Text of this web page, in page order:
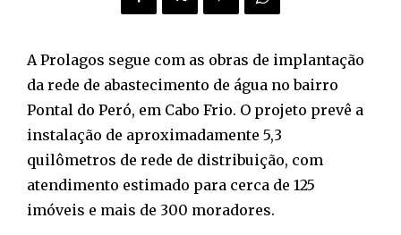
A Prolagos segue com as obras de implantação
da rede de abastecimento de água no bairro
Pontal do Peró, em Cabo Frio. O projeto prevê a
instalação de aproximadamente 5,3
quilômetros de rede de distribuição, com
atendimento estimado para cerca de 125
imóveis e mais de 300 moradores.